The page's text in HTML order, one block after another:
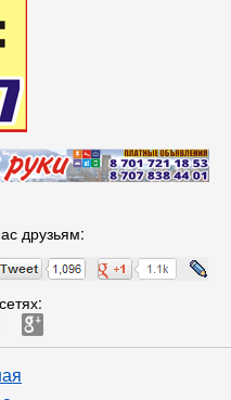
друзьям:
è